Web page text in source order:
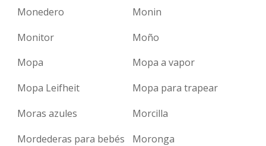
Monedero
Monin
Monitor
Moño
Mopa
Mopa a vapor
Mopa Leifheit
Mopa para trapear
Moras azules
Morcilla
Mordederas para bebés
Moronga